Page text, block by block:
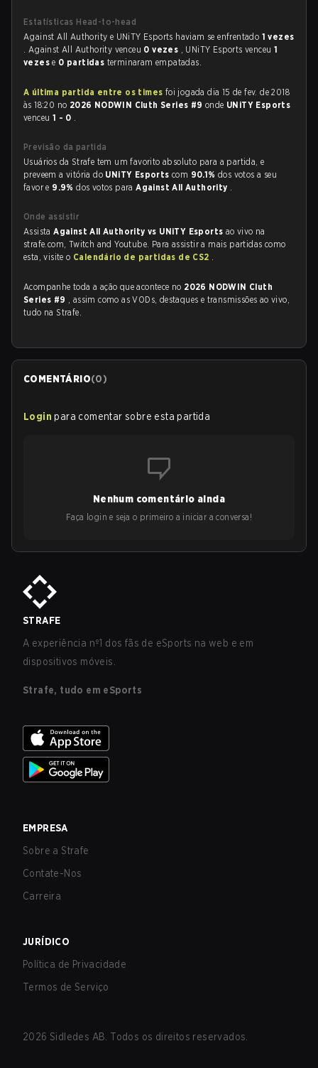
Estatísticas Head-to-head
Against All Authority e UNiTY Esports haviam se enfrentado 1 vezes
. Against All Authority venceu 0 vezes , UNiTY Esports venceu 1
vezese 0 partidas terminaram empatadas.
A última partida entre os times foi jogada dia 15 de fev. de 2018
às 18:20 no 2026 NODWIN Cluth Series #9onde UNiTY Esports
venceu 1 - 0 .
Previsão da partida
Usuários da Strafe tem um favorito absoluto para a partida, e
preveem a vitória do UNiTY Esportscom 90.1%dos votos a seu
favor e 9.9%dos votos paraAgainst All Authority .
Onde assistir
AssistaAgainst All Authority vs UNiTY Esports ao vivo na
strafe.com, Twitch and Youtube. Para assistir a mais partidas como
esta, visite o Calendário de partidas de CS2 .
Acompanhe toda a ação que acontece no 2026 NODWIN Cluth
Series #9 , assim como as VODs, destaques e transmissões ao vivo,
tudo na Strafe.
COMENTÁRIO(0)
Login para comentar sobre esta partida
Nenhum comentário ainda
Faça login e seja o primeiro a iniciar a conversa!
STRAFE
A experiência nº1 dos fãs de eSports na web e em
dispositivos móveis.
Strafe, tudo em eSports
EMPRESA
Sobre a Strafe
Contate-Nos
Carreira
JURÍDICO
Política de Privacidade
Termos de Serviço
2026 Sidledes AB. Todos os direitos reservados.